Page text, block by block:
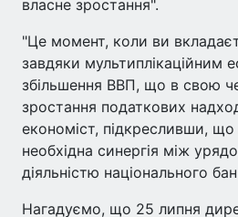
власне зростання".
"Це момент, коли ви
завдяки мультиплікаційним
збільшення ВВП, що в свою
зростання податкових
економіст, підкресливши,
необхідна синергія між
діяльністю національного
Нагадуємо, що 25 липня